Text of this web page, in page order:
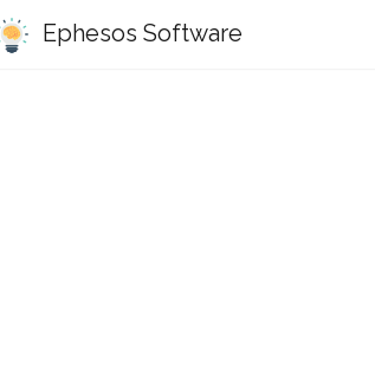
Ephesos Software